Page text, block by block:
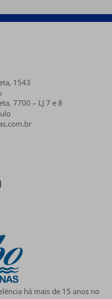
há mais de 15 anos no
1543
7700 – LJ 7 e 8